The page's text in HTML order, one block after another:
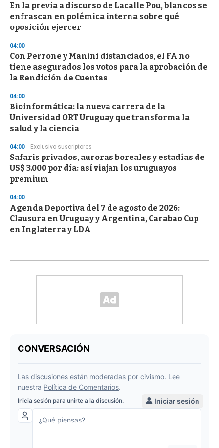
En la previa a discurso de Lacalle Pou, blancos se
enfrascan en polémica interna sobre qué
oposición ejercer
04:00
Con Perrone y Manini distanciados, el FA no
tiene asegurados los votos para la aprobación de
la Rendición de Cuentas
04:00
Bioinformática: la nueva carrera de la
Universidad ORT Uruguay que transforma la
salud y la ciencia
04:00 Exclusivo suscriptores
Safaris privados, auroras boreales y estadías de
US$ 3.000 por día: así viajan los uruguayos
premium
04:00
Agenda Deportiva del 7 de agosto de 2026:
Clausura en Uruguay y Argentina, Carabao Cup
en Inglaterra y LDA